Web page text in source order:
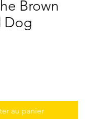
Brown
Dog
au panier